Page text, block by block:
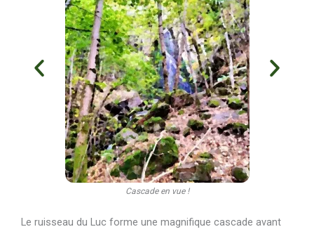
Cascade en vue !
Le ruisseau du Luc forme une magnifique cascade avant